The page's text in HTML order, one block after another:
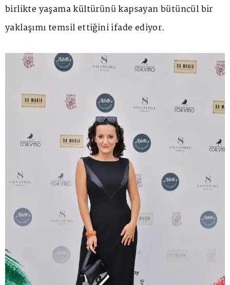
birlikte yaşama kültürünü kapsayan bütüncül bir
yaklaşımı temsil ettiğini ifade ediyor.